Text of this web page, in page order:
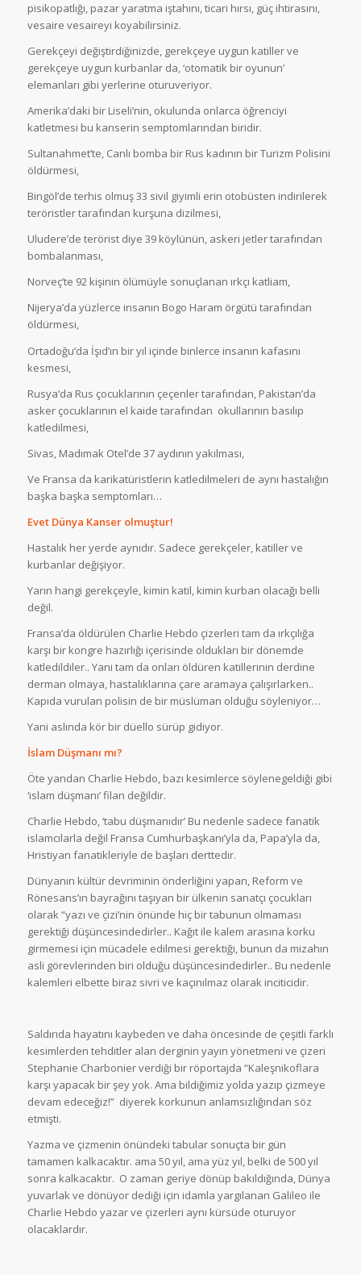
pisikopatlığı, pazar yaratma iştahını, ticari hırsı, güç ihtirasını,
vesaire vesaireyi koyabilirsiniz.
Gerekçeyi değiştirdiğinizde, gerekçeye uygun katiller ve
gerekçeye uygun kurbanlar da, ‘otomatik bir oyunun’
elemanları gibi yerlerine oturuveriyor.
Amerika’daki bir Liseli’nin, okulunda onlarca öğrenciyi
katletmesi bu kanserin semptomlarından biridir.
Sultanahmet’te, Canlı bomba bir Rus kadının bir Turizm Polisini
öldürmesi,
Bingöl’de terhis olmuş 33 sivil giyimli erin otobüsten indirilerek
teröristler tarafından kurşuna dizilmesi,
Uludere’de terörist diye 39 köylünün, askeri jetler tarafından
bombalanması,
Norveç’te 92 kişinin ölümüyle sonuçlanan ırkçı katliam,
Nijerya’da yüzlerce insanın Bogo Haram örgütü tarafından
öldürmesi,
Ortadoğu’da İşıd’ın bir yıl içinde binlerce insanın kafasını
kesmesi,
Rusya’da Rus çocuklarının çeçenler tarafından, Pakistan’da
asker çocuklarının el kaide tarafından okullarının basılıp
katledilmesi,
Sivas, Madımak Otel’de 37 aydının yakılması,
Ve Fransa da karikatüristlerin katledilmeleri de aynı hastalığın
başka başka semptomları…
Evet Dünya Kanser olmuştur!
Hastalık her yerde aynıdır. Sadece gerekçeler, katiller ve
kurbanlar değişiyor.
Yarın hangi gerekçeyle, kimin katil, kimin kurban olacağı belli
değil.
Fransa’da öldürülen Charlie Hebdo çizerleri tam da ırkçılığa
karşı bir kongre hazırlığı içerisinde oldukları bir dönemde
katledildiler.. Yani tam da onları öldüren katillerinin derdine
derman olmaya, hastalıklarına çare aramaya çalışırlarken..
Kapıda vurulan polisin de bir müslüman olduğu söyleniyor…
Yani aslında kör bir düello sürüp gidiyor.
İslam Düşmanı mı?
Öte yandan Charlie Hebdo, bazı kesimlerce söylenegeldiği gibi
‘islam düşmanı’ filan değildir.
Charlie Hebdo, ‘tabu düşmanıdır’ Bu nedenle sadece fanatik
islamcılarla değil Fransa Cumhurbaşkanı’yla da, Papa’yla da,
Hristiyan fanatikleriyle de başları derttedir.
Dünyanın kültür devriminin önderliğini yapan, Reform ve
Rönesans’ın bayrağını taşıyan bir ülkenin sanatçı çocukları
olarak “yazı ve çizi’nin önünde hiç bir tabunun olmaması
gerektiği düşüncesindedirler.. Kağıt ile kalem arasına korku
girmemesi için mücadele edilmesi gerektiği, bunun da mizahın
asli görevlerinden biri olduğu düşüncesindedirler.. Bu nedenle
kalemleri elbette biraz sivri ve kaçınılmaz olarak inciticidir.
Saldırıda hayatını kaybeden ve daha öncesinde de çeşitli farklı
kesimlerden tehditler alan derginin yayın yönetmeni ve çizeri
Stephanie Charbonier verdiği bir röportajda “Kaleşnikoflara
karşı yapacak bir şey yok. Ama bildiğimiz yolda yazıp çizmeye
devam edeceğiz!” diyerek korkunun anlamsızlığından söz
etmişti.
Yazma ve çizmenin önündeki tabular sonuçta bir gün
tamamen kalkacaktır. ama 50 yıl, ama yüz yıl, belki de 500 yıl
sonra kalkacaktır. O zaman geriye dönüp bakıldığında, Dünya
yuvarlak ve dönüyor dediği için idamla yargılanan Galileo ile
Charlie Hebdo yazar ve çizerleri aynı kürsüde oturuyor
olacaklardır.